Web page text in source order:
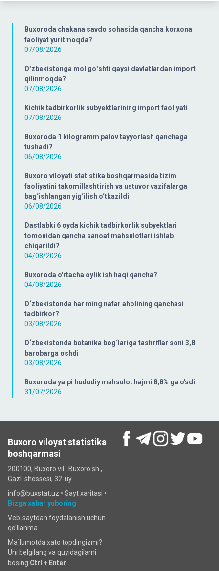
Buxoroda chakana savdo sohasida qancha korxona
faoliyat yuritmoqda?
07/08/2026
Oʻzbekistonga mol goʻshti qaysi davlatlardan import
qilinmoqda?
07/08/2026
Kichik tadbirkorlik subyektlarining import faoliyati
07/08/2026
Buxoroda 1 kilogramm palov tayyorlash qanchaga
tushadi?
06/08/2026
Buxoro viloyati statistika boshqarmasida tizim
faoliyatini takomillashtirish va ustuvor vazifalarga
bag‘ishlangan yig‘ilish o‘tkazildi
06/08/2026
Dastlabki 6 oyda kichik tadbirkorlik subyektlari
tomonidan qancha sanoat mahsulotlari ishlab
chiqarildi?
04/08/2026
Buxoroda o'rtacha oylik ish haqi qancha?
04/08/2026
O‘zbekistonda har ming nafar aholining qanchasi
tadbirkor?
03/08/2026
O‘zbekistonda botanika bog‘lariga tashriflar soni 3,8
barobarga oshdi
03/08/2026
Buxoroda yalpi hududiy mahsulot hajmi 8,8% ga o'sdi
31/07/2026
Buxoro viloyat statistika
boshqarmasi
200100, Buxoro vil., Buxoro sh.,
Gazli shossesi, 32-uy
info@buxstat.uz • Sayt xaritasi •
Bizga xabar yuboring
Veb-saytdan foydalanish uchun
qo'llanma
Ma`lumotda xato topdingizmi?
Uni belgilang va quyidagilarni
bosing Ctrl + Enter